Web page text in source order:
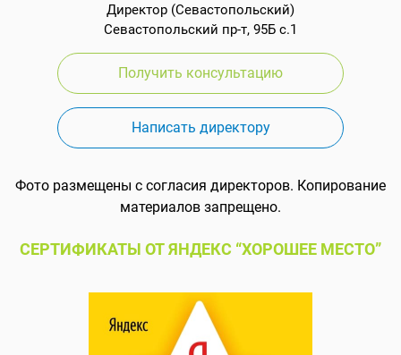
Директор (Севастопольский)
Севастопольский пр-т, 95Б с.1
Получить консультацию
Написать директору
Фото размещены с согласия директоров. Копирование
материалов запрещено.
СЕРТИФИКАТЫ ОТ ЯНДЕКС “ХОРОШЕЕ МЕСТО”